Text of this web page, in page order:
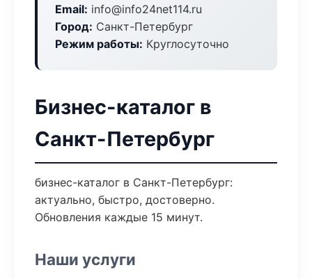
Email: info@info24net114.ru
Город: Санкт-Петербург
Режим работы: Круглосуточно
Бизнес-каталог в
Санкт-Петербург
бизнес-каталог в Санкт-Петербург:
актуально, быстро, достоверно.
Обновления каждые 15 минут.
Наши услуги